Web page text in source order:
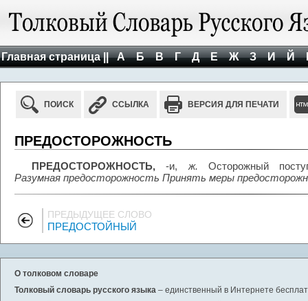
Главная страница || А Б В Г Д Е Ж З И Й
ПОИСК ССЫЛКА ВЕРСИЯ ДЛЯ ПЕЧАТИ
ПРЕДОСТОРОЖНОСТЬ
ПРЕДОСТОРОЖНОСТЬ, -и, ж. Осторожный
Разумная предосторожность Принять меры
ПРЕДЫДУЩЕЕ СЛОВО
ПРЕДОСТОЙНЫЙ
О толковом словаре
Толковый словарь русского языка – единственный в Интернете